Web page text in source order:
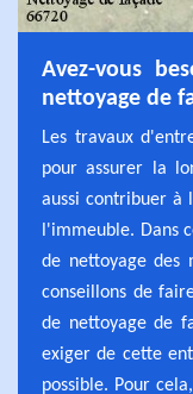
Avez-vous
nettoyage de
Les travaux
pour assurer la
aussi contribuer à
l'immeuble. Dans
de nettoyage des
conseillons de
de nettoyage de
exiger de cette
possible. Pour